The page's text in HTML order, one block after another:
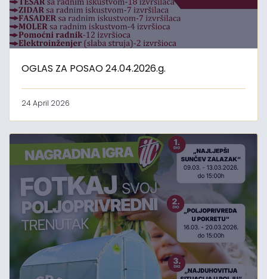
OGLAS ZA POSAO 24.04.2026.g.
24 April 2026